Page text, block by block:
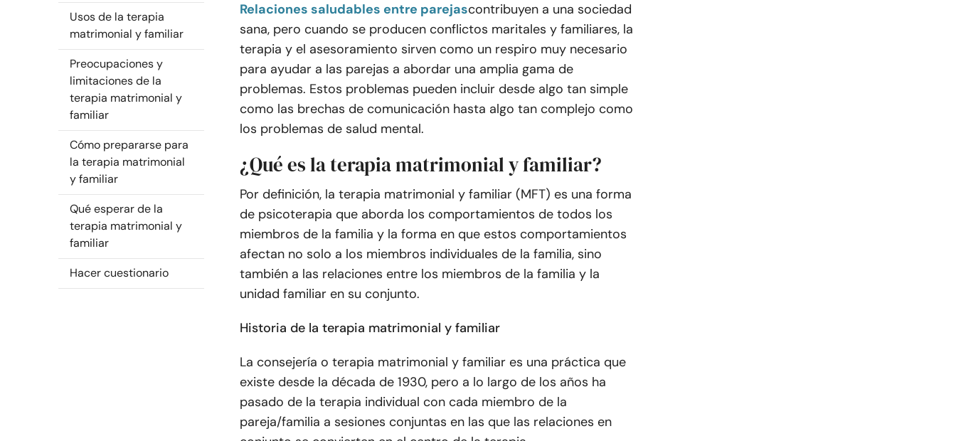
Usos de la terapia
matrimonial y familiar
Preocupaciones y
limitaciones de la
terapia matrimonial y
familiar
Cómo prepararse para
la terapia matrimonial
y familiar
Qué esperar de la
terapia matrimonial y
familiar
Hacer cuestionario
Relaciones saludables entre parejascontribuyen a una sociedad
sana, pero cuando se producen conflictos maritales y familiares, la
terapia y el asesoramiento sirven como un respiro muy necesario
para ayudar a las parejas a abordar una amplia gama de
problemas. Estos problemas pueden incluir desde algo tan simple
como las brechas de comunicación hasta algo tan complejo como
los problemas de salud mental.
¿Qué es la terapia matrimonial y familiar?
Por definición, la terapia matrimonial y familiar (MFT) es una forma
de psicoterapia que aborda los comportamientos de todos los
miembros de la familia y la forma en que estos comportamientos
afectan no solo a los miembros individuales de la familia, sino
también a las relaciones entre los miembros de la familia y la
unidad familiar en su conjunto.
Historia de la terapia matrimonial y familiar
La consejería o terapia matrimonial y familiar es una práctica que
existe desde la década de 1930, pero a lo largo de los años ha
pasado de la terapia individual con cada miembro de la
pareja/familia a sesiones conjuntas en las que las relaciones en